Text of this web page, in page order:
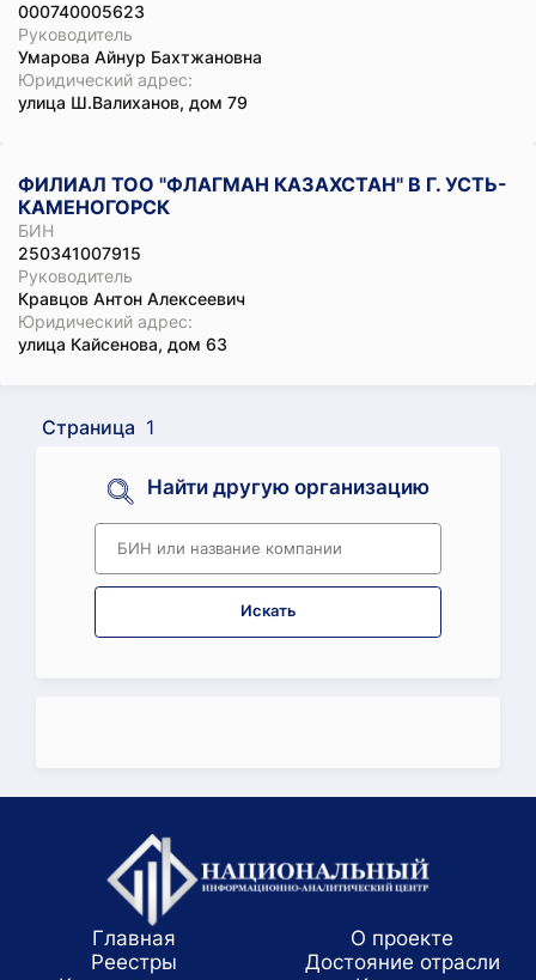
000740005623
Руководитель
Умарова Айнур Бахтжановна
Юридический адрес:
улица Ш.Валиханов, дом 79
ФИЛИАЛ ТОО "ФЛАГМАН КАЗАХСТАН" В Г. УСТЬ-
КАМЕНОГОРСК
БИН
250341007915
Руководитель
Кравцов Антон Алексеевич
Юридический адрес:
улица Кайсенова, дом 63
Страница 1
Найти другую организацию
Искать
Главная
О проекте
Реестры
Достояние отрасли